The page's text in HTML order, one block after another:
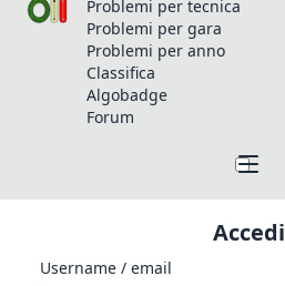
Problemi per tecnica
Problemi per gara
Problemi per anno
Classifica
Algobadge
Forum
Accedi
Username / email